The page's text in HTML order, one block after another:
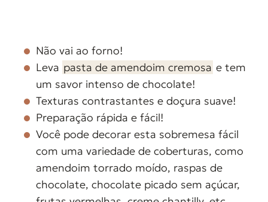
Não vai ao forno!
Leva pasta de amendoim cremosa e tem
um savor intenso de chocolate!
Texturas contrastantes e doçura suave!
Preparação rápida e fácil!
Você pode decorar esta sobremesa fácil
com uma variedade de coberturas, como
amendoim torrado moído, raspas de
chocolate, chocolate picado sem açúcar,